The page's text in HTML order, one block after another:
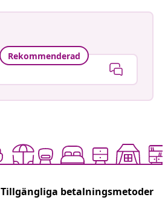
Rekommenderad
Tillgängliga betalningsmetoder